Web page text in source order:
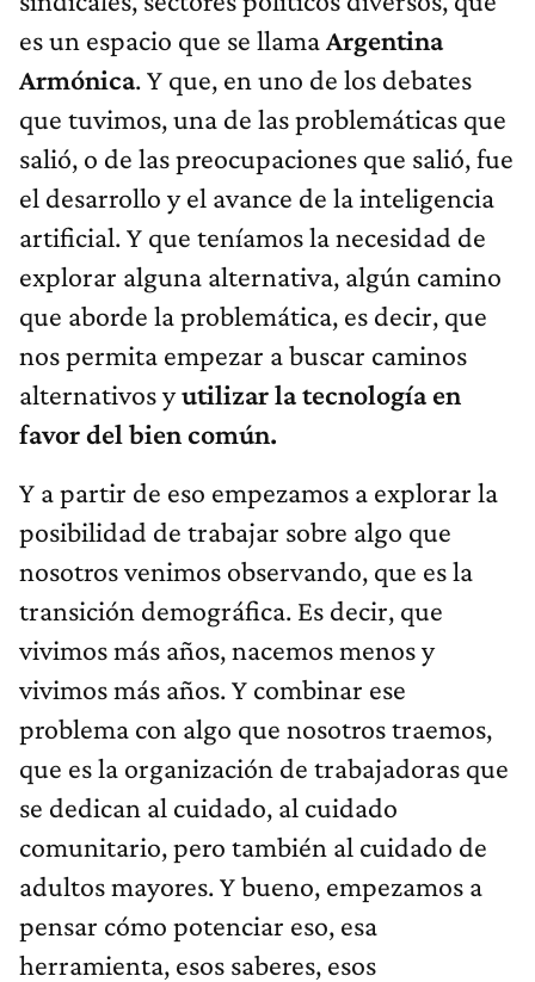
es un espacio que se llamaArgentina
Armónica. Y que, en uno de los debates
que tuvimos, una de las problemáticas que
salió, o de las preocupaciones que salió, fue
el desarrollo y el avance de la inteligencia
artificial. Y que teníamos la necesidad de
explorar alguna alternativa, algún camino
que aborde la problemática, es decir, que
nos permita empezar a buscar caminos
alternativos yutilizar la tecnología en
favor del bien común.
Y a partir de eso empezamos a explorar la
posibilidad de trabajar sobre algo que
nosotros venimos observando, que es la
transición demográfica. Es decir, que
vivimos más años, nacemos menos y
vivimos más años. Y combinar ese
problema con algo que nosotros traemos,
que es la organización de trabajadoras que
se dedican al cuidado, al cuidado
comunitario, pero también al cuidado de
adultos mayores. Y bueno, empezamos a
pensar cómo potenciar eso, esa
herramienta, esos saberes, esos